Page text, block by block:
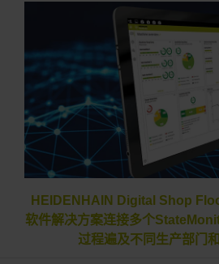
HEIDENHAIN Digital Shop
软件解决方案连接多个
过程遍及不同生产部门